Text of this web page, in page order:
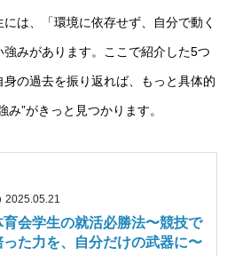
は、「環境に依存せず、自分で動く
みがあります。ここで紹介した5つ
の過去を振り返れば、もっと具体的
み”がきっと見つかります。
2025.05.21
育会学生の就活必勝法〜競技で
った力を、自分だけの武器に〜